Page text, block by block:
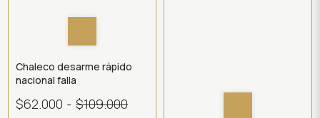
Chaleco desarme rápido
nacional falla
$62.000 - $109.000